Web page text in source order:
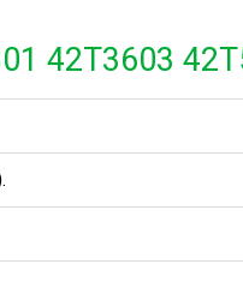
42T3603